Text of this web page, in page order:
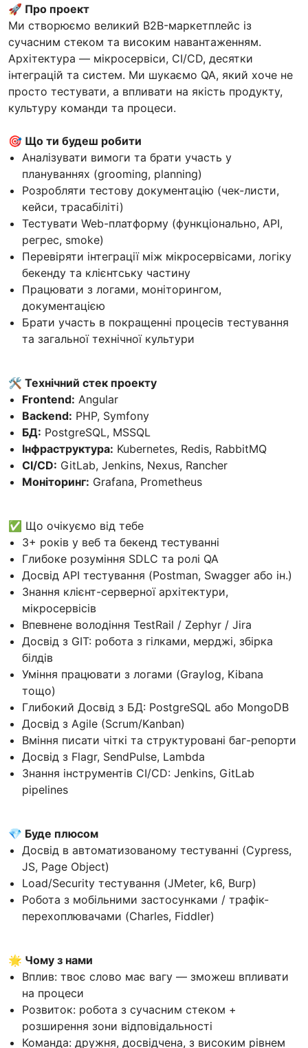
🚀 Про проект
Ми створюємо великий B2B-маркетплейс із
сучасним стеком та високим навантаженням.
Архітектура — мікросервіси, CI/CD, десятки
інтеграцій та систем. Ми шукаємо QA, який хоче не
просто тестувати, а впливати на якість продукту,
культуру команди та процеси.
🎯 Що ти будеш робити
Аналізувати вимоги та брати участь у
плануваннях (grooming, planning)
Розробляти тестову документацію (чек-листи,
кейси, трасабіліті)
Тестувати Web-платформу (функціонально, API,
регрес, smoke)
Перевіряти інтеграції між мікросервісами, логіку
бекенду та клієнтську частину
Працювати з логами, моніторингом,
документацією
Брати участь в покращенні процесів тестування
та загальної технічної культури
🛠 Технічний стек проекту
Frontend: Angular
Backend: PHP, Symfony
БД: PostgreSQL, MSSQL
Інфраструктура: Kubernetes, Redis, RabbitMQ
CI/CD: GitLab, Jenkins, Nexus, Rancher
Моніторинг: Grafana, Prometheus
✅ Що очікуємо від тебе
3+ років у веб та бекенд тестуванні
Глибоке розуміння SDLC та ролі QA
Досвід API тестування (Postman, Swagger або ін.)
Знання клієнт-серверної архітектури,
мікросервісів
Впевнене володіння TestRail / Zephyr / Jira
Досвід з GIT: робота з гілками, мерджі, збірка
білдів
Уміння працювати з логами (Graylog, Kibana
тощо)
Глибокий Досвід з БД: PostgreSQL або MongoDB
Досвід з Agile (Scrum/Kanban)
Вміння писати чіткі та структуровані баг-репорти
Досвід з Flagr, SendPulse, Lambda
Знання інструментів CI/CD: Jenkins, GitLab
pipelines
💎 Буде плюсом
Досвід в автоматизованому тестуванні (Cypress,
JS, Page Object)
Load/Security тестування (JMeter, k6, Burp)
Робота з мобільними застосунками / трафік-
перехоплювачами (Charles, Fiddler)
🌟 Чому з нами
Вплив: твоє слово має вагу — зможеш впливати
на процеси
Розвиток: робота з сучасним стеком +
розширення зони відповідальності
Команда: дружня, досвідчена, з високим рівнем